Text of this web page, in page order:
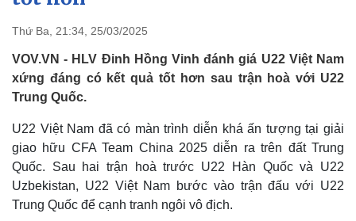
Thứ Ba, 21:34, 25/03/2025
VOV.VN - HLV Đinh Hồng Vinh đánh giá U22 Việt Nam
xứng đáng có kết quả tốt hơn sau trận hoà với U22
Trung Quốc.
U22 Việt Nam đã có màn trình diễn khá ấn tượng tại giải
giao hữu CFA Team China 2025 diễn ra trên đất Trung
Quốc. Sau hai trận hoà trước U22 Hàn Quốc và U22
Uzbekistan, U22 Việt Nam bước vào trận đấu với U22
Trung Quốc để cạnh tranh ngôi vô địch.